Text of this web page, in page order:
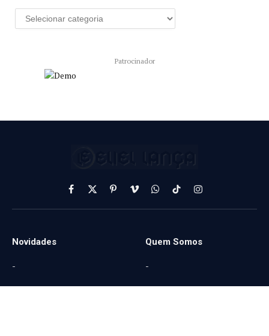
Patrocinador
Facebook
X
(Twitter)
PinterestVimeoWhatsApp
TikTokInstagram
Novidades
-
Quem Somos
-